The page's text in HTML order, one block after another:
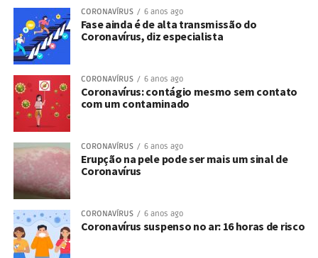
CORONAVÍRUS 6 anos ago
Fase ainda é de alta transmissão do
Coronavírus, diz especialista
CORONAVÍRUS 6 anos ago
Coronavírus: contágio mesmo sem contato
com um contaminado
CORONAVÍRUS 6 anos ago
Erupção na pele pode ser mais um sinal de
Coronavírus
CORONAVÍRUS 6 anos ago
Coronavírus suspenso no ar: 16 horas de risco